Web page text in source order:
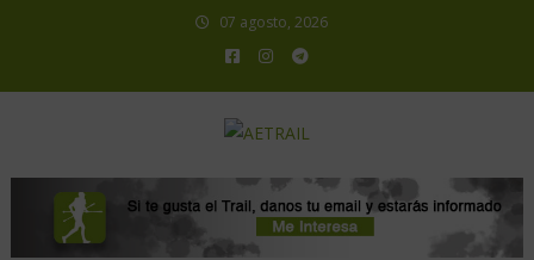
07 agosto, 2026